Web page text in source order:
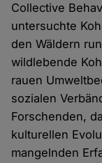
Collective
untersuchte
den Wäldern
wildlebende
rauen
sozialen
Forschenden,
kulturellen
mangelnden